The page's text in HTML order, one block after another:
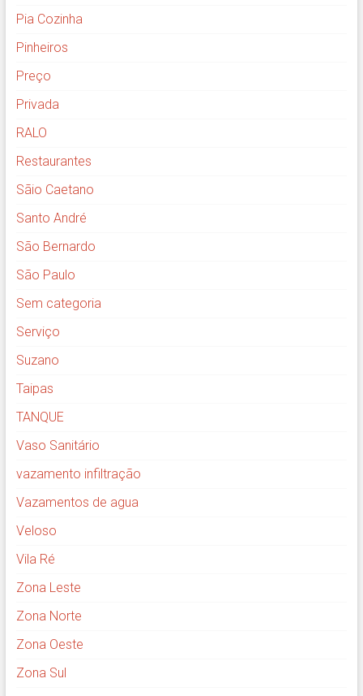
Pia Cozinha
Pinheiros
Preço
Privada
RALO
Restaurantes
Sãio Caetano
Santo André
São Bernardo
São Paulo
Sem categoria
Serviço
Suzano
Taipas
TANQUE
Vaso Sanitário
vazamento infiltração
Vazamentos de agua
Veloso
Vila Ré
Zona Leste
Zona Norte
Zona Oeste
Zona Sul